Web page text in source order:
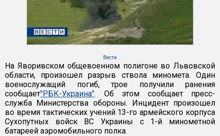
Вести
На Яворивском общевоенном полигоне во Львовской
области, произошел разрыв ствола миномета. Один
военослужащий погиб, трое получили ранения
сообщает"РБК-Украина". Об этом сообщает пресс-
служба Министерства обороны. Инцидент произошел
во время тактических учений 13-го армейского корпуса
Сухопутных войск ВС Украины с 1-й минометной
батареей аэромобильного полка.